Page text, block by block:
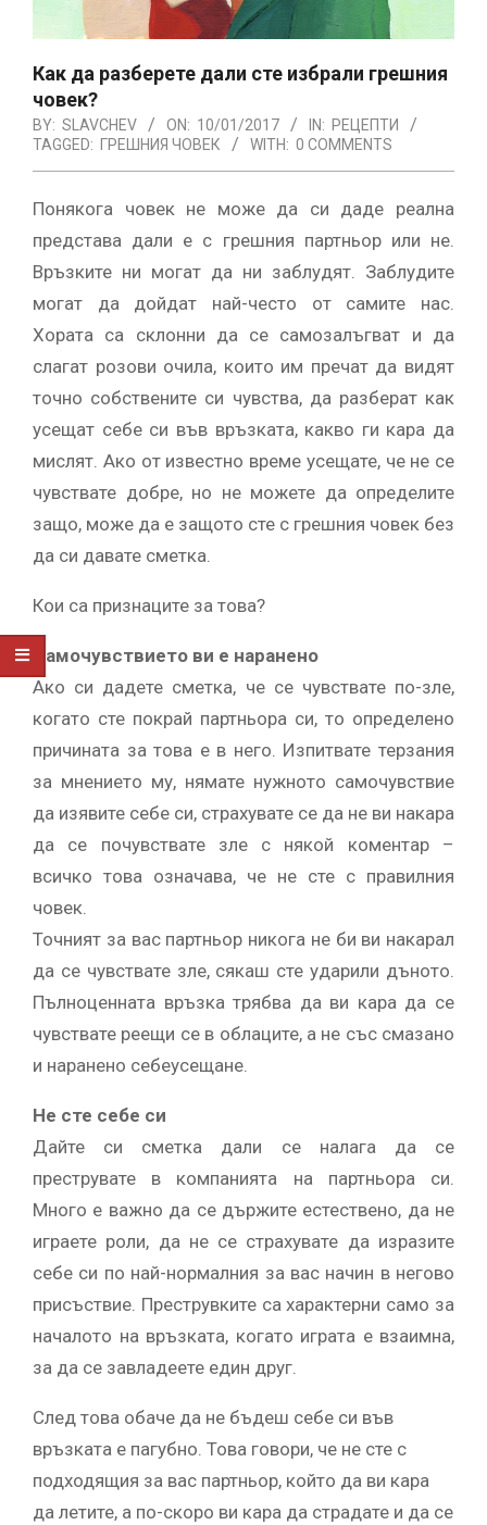
Как да разберете дали сте избрали грешния
човек?
BY: SLAVCHEV ON: 10/01/2017 IN: РЕЦЕПТИ
TAGGED: ГРЕШНИЯ ЧОВЕК WITH: 0 COMMENTS
Понякога човек не може да си даде реална
представа дали е с грешния партньор или не.
Връзките ни могат да ни заблудят. Заблудите
могат да дойдат най-често от самите нас.
Хората са склонни да се самозалъгват и да
слагат розови очила, които им пречат да видят
точно собствените си чувства, да разберат как
усещат себе си във връзката, какво ги кара да
мислят. Ако от известно време усещате, че не се
чувствате добре, но не можете да определите
защо, може да е защото сте с грешния човек без
да си давате сметка.
Кои са признаците за това?
Самочувствието ви е наранено
Ако си дадете сметка, че се чувствате по-зле,
когато сте покрай партньора си, то определено
причината за това е в него. Изпитвате терзания
за мнението му, нямате нужното самочувствие
да изявите себе си, страхувате се да не ви накара
да се почувствате зле с някой коментар –
всичко това означава, че не сте с правилния
човек.
Точният за вас партньор никога не би ви накарал
да се чувствате зле, сякаш сте ударили дъното.
Пълноценната връзка трябва да ви кара да се
чувствате реещи се в облаците, а не със смазано
и наранено себеусещане.
Не сте себе си
Дайте си сметка дали се налага да се
преструвате в компанията на партньора си.
Много е важно да се държите естествено, да не
играете роли, да не се страхувате да изразите
себе си по най-нормалния за вас начин в негово
присъствие. Преструвките са характерни само за
началото на връзката, когато играта е взаимна,
за да се завладеете един друг.
След това обаче да не бъдеш себе си във
връзката е пагубно. Това говори, че не сте с
подходящия за вас партньор, който да ви кара
да летите, а по-скоро ви кара да страдате и да се